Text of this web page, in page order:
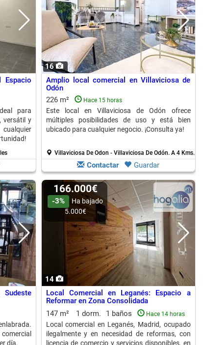
Espacio
para
versátil y
16
Amplio local comercial en Villaviciosa de
Odón
226 m²
Hace 15 horas
Este local en Villaviciosa de Odón ofrece
múltiples posibilidades de uso y está bien
ubicado para cualquier negocio. ¡Consulta ya!
Villaviciosa De Odon - Villaviciosa De Odón. A 4 Kms.
Contactar Guardar
día.
14
166.000€
-3%
Ha bajado
5.000€
Local Comercial en Leganés: Espacio a
Reformar en Zona Consolidada
147 m²
1 dorm. 1 baños Hace 14 horas
Local comercial en Leganés, Madrid, ocupado
ilegalmente y en necesidad de reformas, con
licencia de comercio y servicios disponibles, en